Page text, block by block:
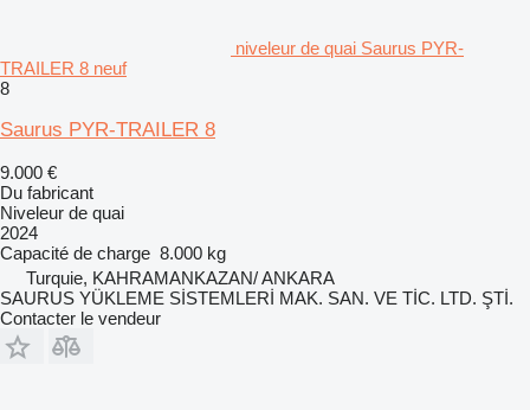
niveleur de quai Saurus PYR-
TRAILER 8 neuf
8
Saurus PYR-TRAILER 8
9.000 €
Du fabricant
Niveleur de quai
2024
Capacité de charge 8.000 kg
Turquie, KAHRAMANKAZAN/ ANKARA
SAURUS YÜKLEME SİSTEMLERİ MAK. SAN. VE TİC. LTD. ŞTİ.
Contacter le vendeur